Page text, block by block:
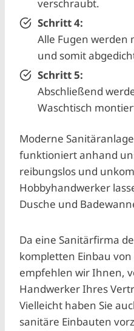
verschraubt.
Schritt 4:
Alle Fugen werden
und somit
Schritt 5:
Abschließend
Waschtisch
Moderne
funktioniert anhand
reibungslos und
Hobbyhandwerker
Dusche und
Da eine Sanitärfirma
kompletten Einbau
empfehlen wir Ihnen,
Handwerker Ihres
Vielleicht haben Sie
sanitäre Einbauten